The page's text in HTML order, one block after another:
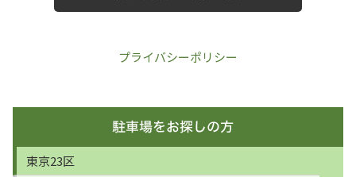
プライバシーポリシー
東京23区